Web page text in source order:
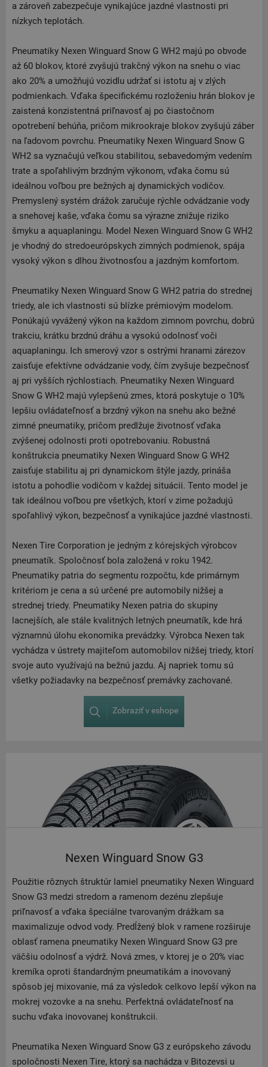
a zároveň zabezpečuje vynikajúce jazdné vlastnosti pri
nízkych teplotách.
Pneumatiky Nexen Winguard Snow G WH2 majú po obvode
až 60 blokov, ktoré zvyšujú trakčný výkon na snehu o viac
ako 20% a umožňujú vozidlu udržať si istotu aj v zlých
podmienkach. Vďaka špecifickému rozloženiu hrán blokov je
zaistená konzistentná priľnavosť aj po čiastočnom
opotrebení behúňa, pričom mikrookraje blokov zvyšujú záber
na ľadovom povrchu. Pneumatiky Nexen Winguard Snow G
WH2 sa vyznačujú veľkou stabilitou, sebavedomým vedením
trate a spoľahlivým brzdným výkonom, vďaka čomu sú
ideálnou voľbou pre bežných aj dynamických vodičov.
Premyslený systém drážok zaručuje rýchle odvádzanie vody
a snehovej kaše, vďaka čomu sa výrazne znižuje riziko
šmyku a aquaplaningu. Model Nexen Winguard Snow G WH2
je vhodný do stredoeurópskych zimných podmienok, spája
vysoký výkon s dlhou životnosťou a jazdným komfortom.
Pneumatiky Nexen Winguard Snow G WH2 patria do strednej
triedy, ale ich vlastnosti sú blízke prémiovým modelom.
Ponúkajú vyvážený výkon na každom zimnom povrchu, dobrú
trakciu, krátku brzdnú dráhu a vysokú odolnosť voči
aquaplaningu. Ich smerový vzor s ostrými hranami zárezov
zaisťuje efektívne odvádzanie vody, čím zvyšuje bezpečnosť
aj pri vyšších rýchlostiach. Pneumatiky Nexen Winguard
Snow G WH2 majú vylepšenú zmes, ktorá poskytuje o 10%
lepšiu ovládateľnosť a brzdný výkon na snehu ako bežné
zimné pneumatiky, pričom predlžuje životnosť vďaka
zvýšenej odolnosti proti opotrebovaniu. Robustná
konštrukcia pneumatiky Nexen Winguard Snow G WH2
zaisťuje stabilitu aj pri dynamickom štýle jazdy, prináša
istotu a pohodlie vodičom v každej situácii. Tento model je
tak ideálnou voľbou pre všetkých, ktorí v zime požadujú
spoľahlivý výkon, bezpečnosť a vynikajúce jazdné vlastnosti.
Nexen Tire Corporation je jedným z kórejských výrobcov
pneumatík. Spoločnosť bola založená v roku 1942.
Pneumatiky patria do segmentu rozpočtu, kde primárnym
kritériom je cena a sú určené pre automobily nižšej a
strednej triedy. Pneumatiky Nexen patria do skupiny
lacnejších, ale stále kvalitných letných pneumatík, kde hrá
významnú úlohu ekonomika prevádzky. Výrobca Nexen tak
vychádza v ústrety majiteľom automobilov nižšej triedy, ktorí
svoje auto využívajú na bežnú jazdu. Aj napriek tomu sú
všetky požiadavky na bezpečnosť premávky zachované.
Zobraziť v eshope
Nexen Winguard Snow G3
Použitie rôznych štruktúr lamiel pneumatiky Nexen Winguard
Snow G3 medzi stredom a ramenom dezénu zlepšuje
priľnavosť a vďaka špeciálne tvarovaným drážkam sa
maximalizuje odvod vody. Predĺžený blok v ramene rozširuje
oblasť ramena pneumatiky Nexen Winguard Snow G3 pre
väčšiu odolnosť a výdrž. Nová zmes, v ktorej je o 20% viac
kremíka oproti štandardným pneumatikám a inovovaný
spôsob jej mixovanie, má za výsledok celkovo lepší výkon na
mokrej vozovke a na snehu. Perfektná ovládateľnosť na
suchu vďaka inovovanej konštrukcii.
Pneumatika Nexen Winguard Snow G3 z európskeho závodu
spoločnosti Nexen Tire, ktorý sa nachádza v Bitozevsi u